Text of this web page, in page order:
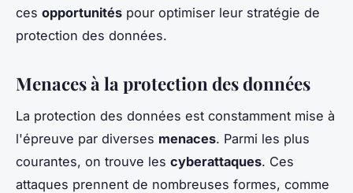
ces opportunités pour optimiser leur stratégie de
protection des données.
Menaces à la protection des données
La protection des données est constamment mise à
l'épreuve par diverses menaces. Parmi les plus
courantes, on trouve les cyberattaques. Ces
attaques prennent de nombreuses formes, comme